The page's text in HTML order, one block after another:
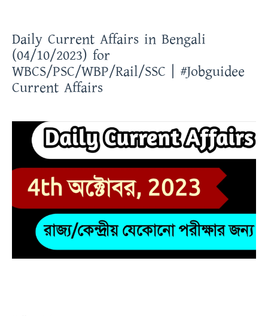
Daily Current Affairs in Bengali
(04/10/2023) for
WBCS/PSC/WBP/Rail/SSC | #Jobguidee
Current Affairs